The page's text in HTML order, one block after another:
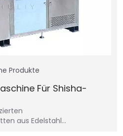
Produkte
Für Shisha-
aus Edelstahl...